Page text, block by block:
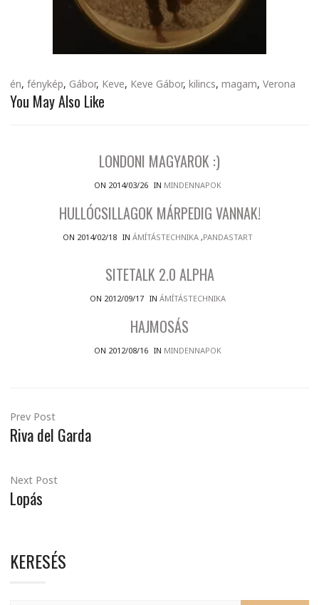
én, fénykép, Gábor, Keve, Keve Gábor, kilincs, magam, Verona
You May Also Like
LONDONI MAGYAROK :)
ON 2014/03/26 IN MINDENNAPOK
HULLÓCSILLAGOK MÁRPEDIG VANNAK!
ON 2014/02/18 IN ÁMÍTÁSTECHNIKA ,PANDASTART
SITETALK 2.0 ALPHA
ON 2012/09/17 IN ÁMÍTÁSTECHNIKA
HAJMOSÁS
ON 2012/08/16 IN MINDENNAPOK
Prev Post
Riva del Garda
Next Post
Lopás
KERESÉS